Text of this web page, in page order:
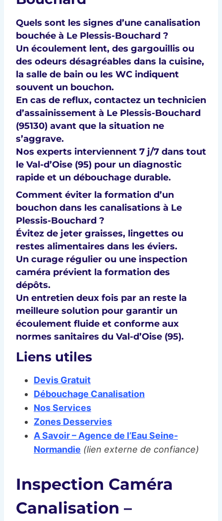
Quels sont les signes d’une canalisation
bouchée à Le Plessis-Bouchard ?
Un écoulement lent, des gargouillis ou
des odeurs désagréables dans la cuisine,
la salle de bain ou les WC indiquent
souvent un bouchon.
En cas de reflux, contactez un technicien
d’assainissement à Le Plessis-Bouchard
(95130) avant que la situation ne
s’aggrave.
Nos experts interviennent 7 j/7 dans tout
le Val-d’Oise (95) pour un diagnostic
rapide et un débouchage durable.
Comment éviter la formation d’un
bouchon dans les canalisations à Le
Plessis-Bouchard ?
Évitez de jeter graisses, lingettes ou
restes alimentaires dans les éviers.
Un curage régulier ou une inspection
caméra prévient la formation des
dépôts.
Un entretien deux fois par an reste la
meilleure solution pour garantir un
écoulement fluide et conforme aux
normes sanitaires du Val-d’Oise (95).
Liens utiles
Devis Gratuit
Débouchage Canalisation
Nos Services
Zones Desservies
A Savoir – Agence de l’Eau Seine-
Normandie (lien externe de confiance)
Inspection Caméra
Canalisation –